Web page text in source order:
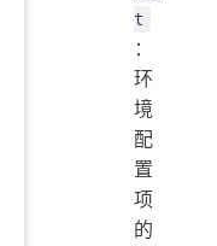
t
：
环
境
配
置
项
的